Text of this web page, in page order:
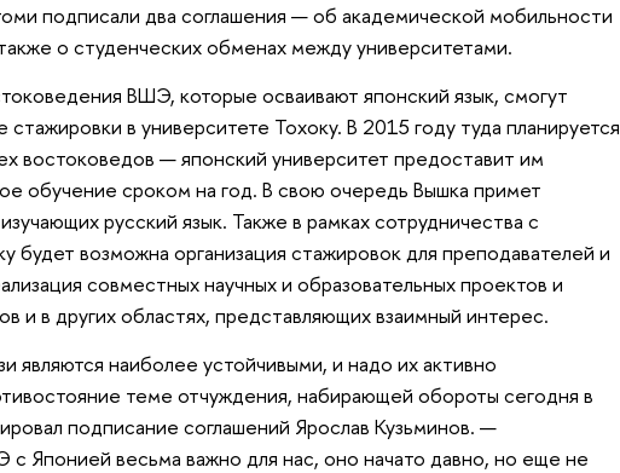
подписали два соглашения — об академической мобильности
о студенческих обменах между университетами.
ВШЭ, которые осваивают японский язык, смогут
в университете Тохоку. В 2015 году туда планируется
востоковедов — японский университет предоставит им
обучение сроком на год. В свою очередь Вышка примет
русский язык. Также в рамках сотрудничества с
будет возможна организация стажировок для преподавателей и
совместных научных и образовательных проектов и
и в других областях, представляющих взаимный интерес.
являются наиболее устойчивыми, и надо их активно
теме отчуждения, набирающей обороты сегодня в
подписание соглашений Ярослав Кузьминов. —
Японией весьма важно для нас, оно начато давно, но еще не